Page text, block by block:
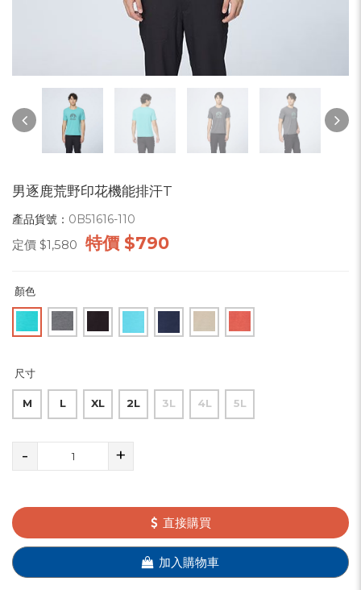
男逐鹿荒野印花機能排汗T
產品貨號： 0B51616-110
定價 $1,580 特價 $790
顏色
尺寸
M L XL 2L 3L 4L 5L
- +
直接購買
加入購物車